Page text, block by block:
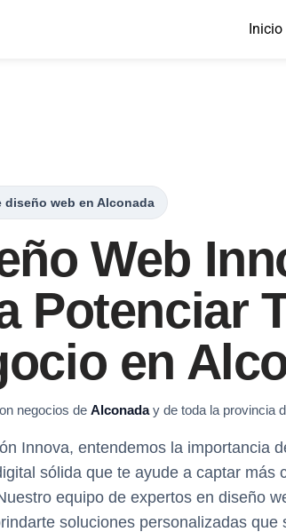
Inicio
diseño web en Alconada
Web
Potenciar
en
negocios de Alconaday de toda la provincia
Innova, entendemos la importancia
sólida que te ayude a captar más
equipo de expertos en diseño
soluciones personalizadas que